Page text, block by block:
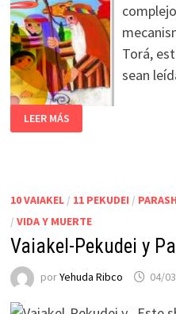
Torá,
sean
LEER MÁS
10 VAIAKEL/ 11 PEKUDEI /
/ VIDA Y MUERTE
Vaiakel-Pekudei y
porYehuda Ribco 04/